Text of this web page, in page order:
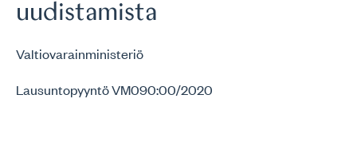
uudistamista
Valtiovarainministeriö
Lausuntopyyntö VM090:00/2020